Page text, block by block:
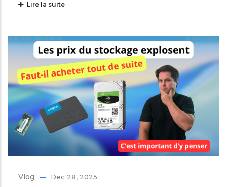
Lire la suite
Vlog Dec 28, 2025